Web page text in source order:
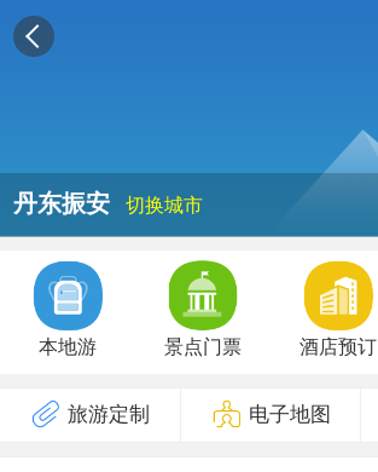
丹东振安 切换城市
本地游 景点门票 酒店预订
旅游定制 电子地图